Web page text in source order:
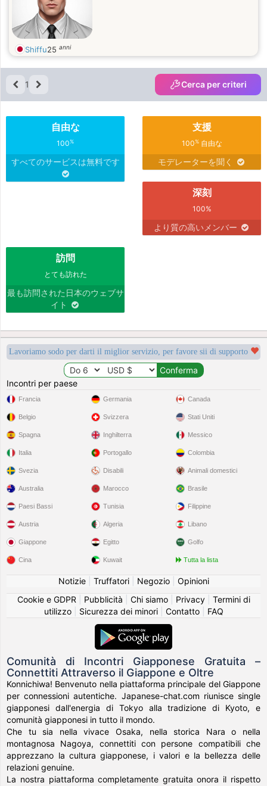
Shiffu25 anni
1 Cerca per criteri
自由な
100%
すべてのサービスは無料です
支援
100%自由な
モデレーターを聞く
深刻
100%
より質の高いメンバー
訪問
とても訪れた
最も訪問された日本のウェブサ
イト
Lavoriamo sodo per darti il miglior servizio, per favore sii di supporto
Incontri per paese
Francia
Belgio
Spagna
Italia
Svezia
Germania
Svizzera
Inghilterra
Portogallo
Disabili
Canada
Stati Uniti
Messico
Colombia
Animali domestici
Australia
Paesi Bassi
Austria
Giappone
Cina
Marocco
Tunisia
Algeria
Egitto
Kuwait
Brasile
Filippine
Libano
Golfo
Tutta la lista
Notizie| Truffatori| Negozio| Opinioni
Cookie e GDPR
Pubblicità Chi siamo| Privacy| Termini di
utilizzo| Sicurezza dei minori| Contatto| FAQ
Comunità di Incontri Giapponese Gratuita –
Connettiti Attraverso il Giappone e Oltre
Konnichiwa! Benvenuto nella piattaforma principale del Giappone
per connessioni autentiche. Japanese-chat.com riunisce single
giapponesi dall'energia di Tokyo alla tradizione di Kyoto, e
comunità giapponesi in tutto il mondo.
Che tu sia nella vivace Osaka, nella storica Nara o nella
montagnosa Nagoya, connettiti con persone compatibili che
apprezzano la cultura giapponese, i valori e la bellezza delle
relazioni genuine.
La nostra piattaforma completamente gratuita onora il rispetto